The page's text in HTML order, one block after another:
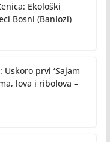
Ekološki
Bosni (Banlozi)
prvi ‘Sajam
lova i ribolova –